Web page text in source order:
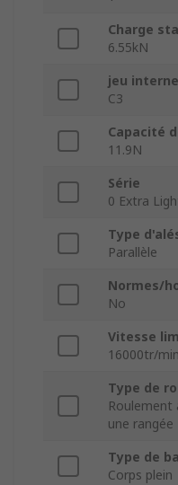
Charge
6.55kN
jeu interne
C3
Capacité
11.9N
Série
0 Extra
Type
Parallèle
Normes/
No
Vitesse
16000tr/min
Type de
Roulement
une rangée
Type de
Corps plein